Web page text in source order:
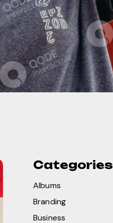
Categories
Albums
Branding
Business